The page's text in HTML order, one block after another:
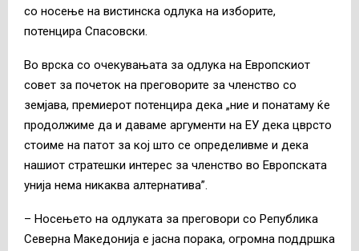
со носење на вистинска одлука на изборите,
потенцира Спасовски.
Во врска со очекувањата за одлука на Европскиот
совет за почеток на преговорите за членство со
земјава, премиерот потенцира дека „ние и понатаму ќе
продолжиме да и даваме аргументи на ЕУ дека цврсто
стоиме на патот за кој што се определивме и дека
нашиот стратешки интерес за членство во Европската
унија нема никаква алтернатива”.
– Носењето на одлуката за преговори со Република
Северна Македонија е јасна порака, огромна поддршка